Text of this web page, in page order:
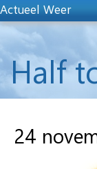
Actueel Weer
Half
24